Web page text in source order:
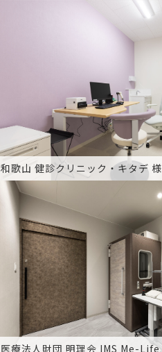
和歌山 健診クリニック・キタデ 様